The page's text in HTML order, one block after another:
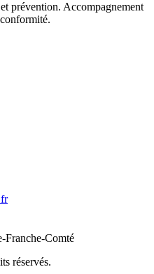
prévention. Accompagnement
Franche-Comté
réservés.